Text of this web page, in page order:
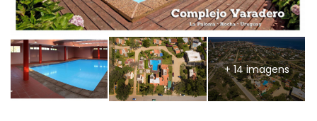
+ 14 imagens